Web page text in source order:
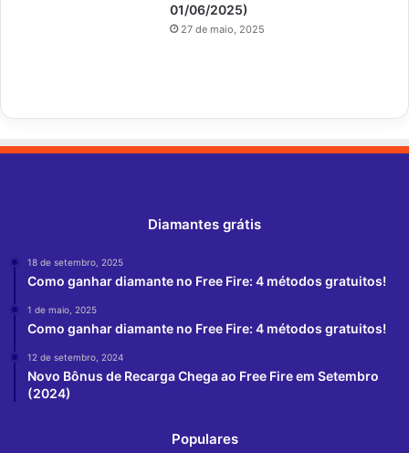
01/06/2025)
27 de maio, 2025
Diamantes grátis
18 de setembro, 2025
Como ganhar diamante no Free Fire: 4 métodos gratuitos!
1 de maio, 2025
Como ganhar diamante no Free Fire: 4 métodos gratuitos!
12 de setembro, 2024
Novo Bônus de Recarga Chega ao Free Fire em Setembro
(2024)
Populares